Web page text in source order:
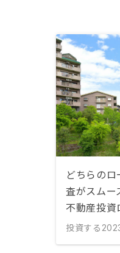
どちらの
査がスムー
不動産投資
投資する